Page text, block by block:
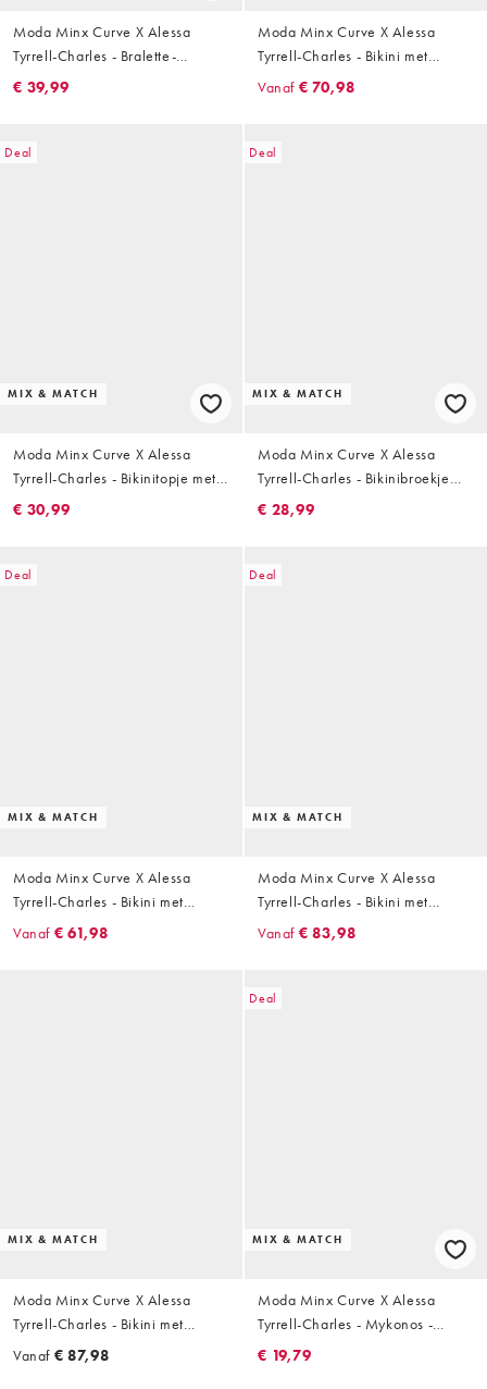
Moda Minx Curve X Alessa
Tyrrell-Charles - Bralette-
bikinitopje met zeester in zwart
€ 39,99
Moda Minx Curve X Alessa
Tyrrell-Charles - Bikini met
schelpafwerking in zwart
Vanaf € 70,98
Deal
MIX & MATCH
Moda Minx Curve X Alessa
Tyrrell-Charles - Bikinitopje met
halternek en schelpafwerking in
€ 30,99
Deal
MIX & MATCH
Moda Minx Curve X Alessa
Tyrrell-Charles - Bikinibroekje
met hoge taille en zeester in
€ 28,99
Deal
MIX & MATCH
Moda Minx Curve X Alessa
Tyrrell-Charles - Bikini met
zeester in kobaltblauw
Vanaf € 61,98
Deal
MIX & MATCH
Moda Minx Curve X Alessa
Tyrrell-Charles - Bikini met
gesmolten hardware-detail in
Vanaf € 83,98
MIX & MATCH
Moda Minx Curve X Alessa
Tyrrell-Charles - Bikini met
gesmolten hardware-detail in
Vanaf € 87,98
Deal
MIX & MATCH
Moda Minx Curve X Alessa
Tyrrell-Charles - Mykonos -
Bikinibroekje met gestrikte
€ 19,79